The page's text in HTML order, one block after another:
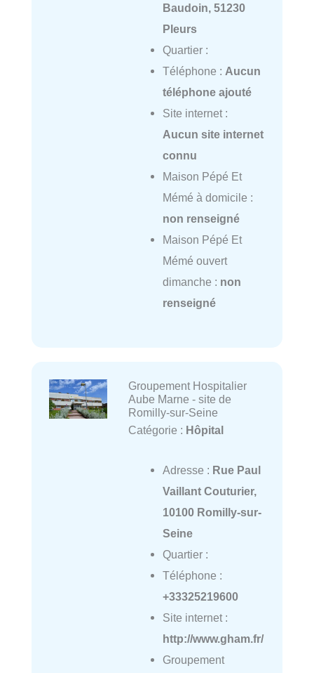
Baudoin, 51230
Pleurs
Quartier :
Téléphone : Aucun
téléphone ajouté
Site internet :
Aucun site internet
connu
Maison Pépé Et
Mémé à domicile :
non renseigné
Maison Pépé Et
Mémé ouvert
dimanche : non
renseigné
Groupement Hospitalier
Aube Marne - site de
Romilly-sur-Seine
Catégorie : Hôpital
Adresse : Rue Paul
Vaillant Couturier,
10100 Romilly-sur-
Seine
Quartier :
Téléphone :
+33325219600
Site internet :
http://www.gham.fr/
Groupement